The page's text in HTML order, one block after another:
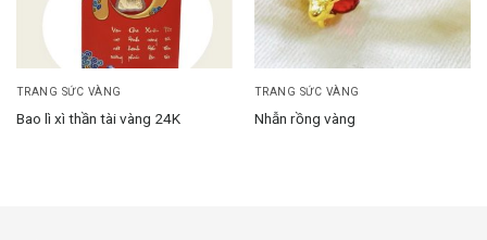
TRANG SỨC VÀNG
Bao lì xì thần tài vàng 24K
TRANG SỨC VÀNG
Nhẫn rồng vàng